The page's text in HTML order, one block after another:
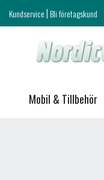
Kundservice|Bli företagskund
Mobil & Tillbehör